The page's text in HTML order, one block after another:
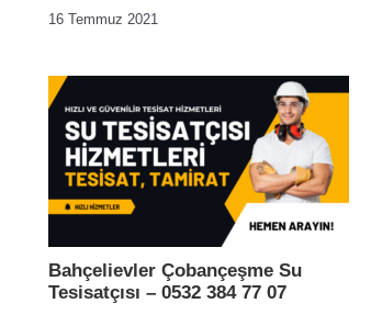
16 Temmuz 2021
Bahçelievler Çobançeşme Su
Tesisatçısı – 0532 384 77 07